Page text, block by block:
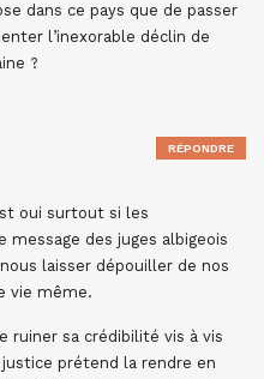
dans ce pays que de passer
l’inexorable déclin de
?
oui surtout si les
message des juges albigeois
laisser dépouiller de nos
vie même.
ruiner sa crédibilité vis à vis
prétend la rendre en
RÉPONDRE